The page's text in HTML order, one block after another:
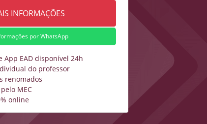
por WhatsApp
App EAD disponível 24h
do professor
renomados
MEC
online